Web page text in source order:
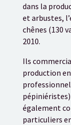
dans la
et arbustes,
chênes (130
2010.
Ils
production
également
particuliers